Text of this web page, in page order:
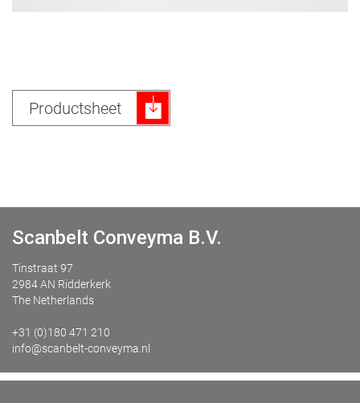
Productsheet
Scanbelt Conveyma B.V.
Tinstraat 97
2984 AN Ridderkerk
The Netherlands
+31 (0)180 471 210
info@scanbelt-conveyma.nl